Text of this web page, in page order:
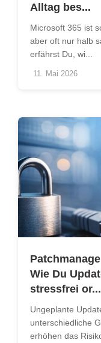
Alltag bes...
Microsoft 365 ist
aber oft nur halb
erfährst Du, wi...
11. Mai 2026
Wie Du
stressfrei or...
Ungeplante
unterschiedliche
erhöhen das